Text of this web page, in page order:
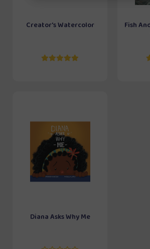
Creator's Watercolor
Fish
Diana Asks Why Me